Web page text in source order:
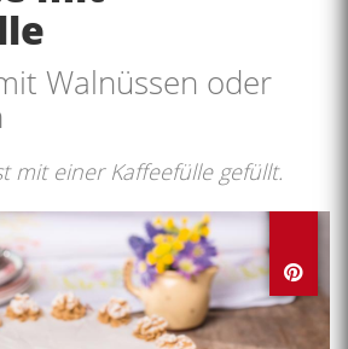
Walnüssen oder
mit einer Kaffeefülle gefüllt.